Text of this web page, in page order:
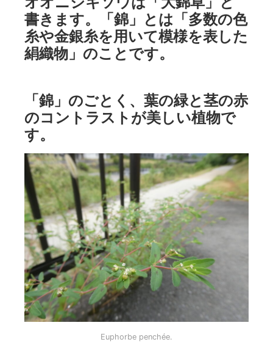
書きます。「錦」とは「多数の色
糸や金銀糸を用いて模様を表した
絹織物」のことです。
「錦」のごとく、葉の緑と茎の赤
のコントラストが美しい植物で
す。
Euphorbe penchée.